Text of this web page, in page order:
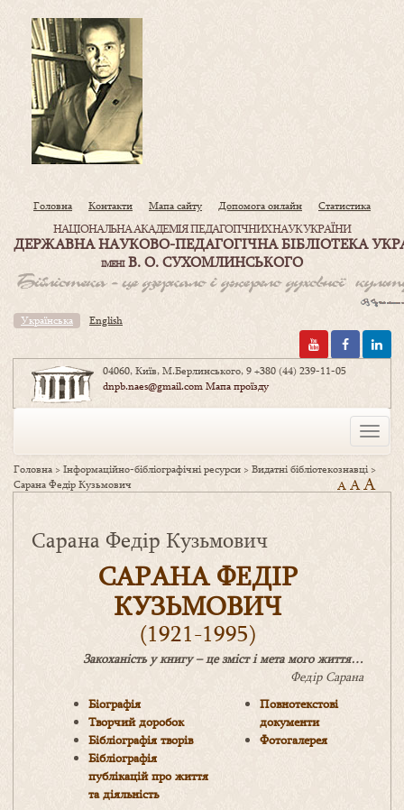
Головна Контакти Мапа сайту Допомога онлайн Статистика
НАЦІОНАЛЬНА АКАДЕМІЯ ПЕДАГОГІЧНИХ НАУК УКРАЇНИ
ДЕРЖАВНА НАУКОВО-ПЕДАГОГІЧНА БІБЛІОТЕКА
ІМЕНІВ. О. СУХОМЛИНСЬКОГО
Українська English
04060, Київ, М.Берлинського, 9+380 (44) 239-11-05
dnpb.naes@gmail.comМапа проїзду
Toggle
Головна >Інформаційно-бібліографічні ресурси >Видатні бібліотекознавці>
Сарана Федір Кузьмович
A AA
Сарана Федір Кузьмович
САРАНА ФЕДІР
КУЗЬМОВИЧ
(1921-1995)
Закоханість у книгу – це зміст і мета мого життя…
Федір Сарана
Біографія
Творчий доробок
Бібліографія творів
Бібліографія
публікацій про життя
та діяльність
Повнотекстові
документи
Фотогалерея